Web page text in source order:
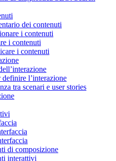
dei contenuti
i contenuti
i contenuti
i contenuti
definire l’interazione
tra scenari e user stories
di composizione
interattivi